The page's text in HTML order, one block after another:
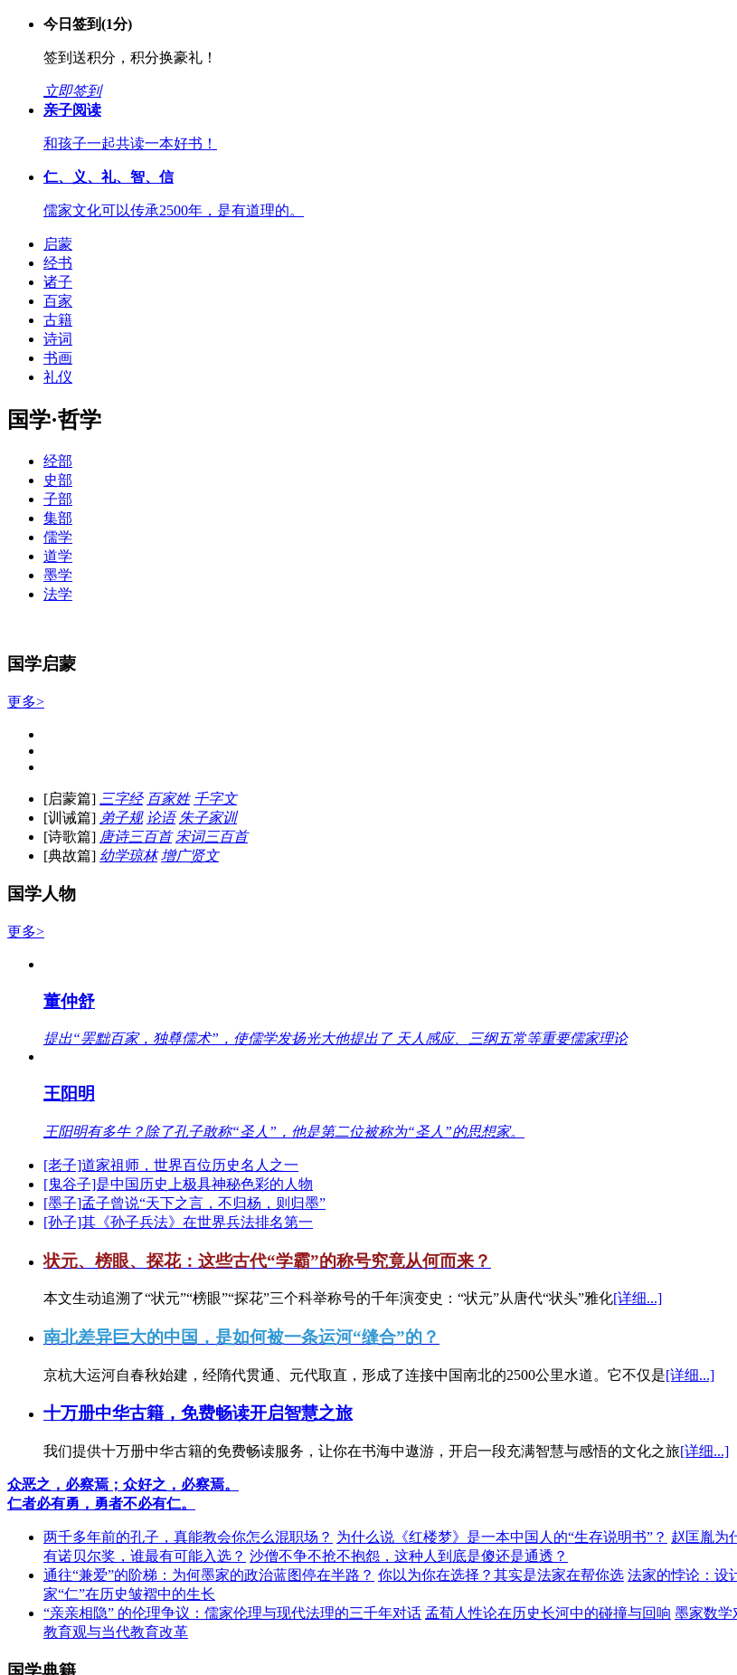
今日签到(1分)
签到送积分，积分换豪礼！
立即签到
亲子阅读
和孩子一起共读一本好书！
仁、义、礼、智、信
儒家文化可以传承2500年，是有道理的。
启蒙
经书
诸子
百家
古籍
诗词
书画
礼仪
国学·哲学
经部
史部
子部
集部
儒学
道学
墨学
法学
国学启蒙
更多>
[启蒙篇] 三字经 百家姓 千字文
[训诫篇] 弟子规 论语 朱子家训
[诗歌篇] 唐诗三百首 宋词三百首
[典故篇] 幼学琼林 增广贤文
国学人物
更多>
董仲舒
提出“罢黜百家，独尊儒术”，使儒学发扬光大他提出了 天人感应、三纲五常等重要儒家理论
王阳明
王阳明有多牛？除了孔子敢称“圣人”，他是第二位被称为“圣人”的思想家。
[老子]道家祖师，世界百位历史名人之一
[鬼谷子]是中国历史上极具神秘色彩的人物
[墨子]孟子曾说“天下之言，不归杨，则归墨”
[孙子]其《孙子兵法》在世界兵法排名第一
状元、榜眼、探花：这些古代“学霸”的称号究竟从何而来？
本文生动追溯了“状元”“榜眼”“探花”三个科举称号的千年演变史：“状元”从唐代“状头”雅化[详细...]
南北差异巨大的中国，是如何被一条运河“缝合”的？
京杭大运河自春秋始建，经隋代贯通、元代取直，形成了连接中国南北的2500公里水道。它不仅是[详细...]
十万册中华古籍，免费畅读开启智慧之旅
我们提供十万册中华古籍的免费畅读服务，让你在书海中遨游，开启一段充满智慧与感悟的文化之旅[详细...]
众恶之，必察焉；众好之，必察焉。
仁者必有勇，勇者不必有仁。
两千多年前的孔子，真能教会你怎么混职场？ 为什么说《红楼梦》是一本中国人的“生存说明书”？ 赵匡胤为
有诺贝尔奖，谁最有可能入选？ 沙僧不争不抢不抱怨，这种人到底是傻还是通透？
通往“兼爱”的阶梯：为何墨家的政治蓝图停在半路？ 你以为你在选择？其实是法家在帮你选 法家的悖论：设
家“仁”在历史皱褶中的生长
“亲亲相隐” 的伦理争议：儒家伦理与现代法理的三千年对话 孟荀人性论在历史长河中的碰撞与回响 墨家数学
教育观与当代教育改革
国学典籍